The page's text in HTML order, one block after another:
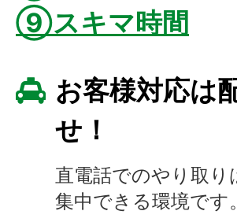
⑨スキマ時間
お客様対応は
せ！
直電話でのやり取
集中できる環境です。